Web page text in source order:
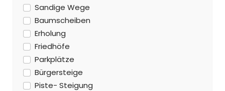
Sandige Wege
Baumscheiben
Erholung
Friedhöfe
Parkplätze
Bürgersteige
Piste- Steigung